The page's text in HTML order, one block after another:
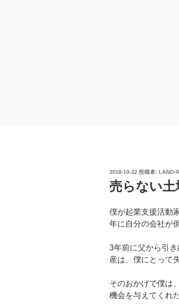
投
日:
2018-10-22 投稿者: LAND-
売らない土
僕が起業支援活動
年に自分の会社が
3年前に父から引
産は、僕にとって
そのおかげで僕は
機会を与えてくれ